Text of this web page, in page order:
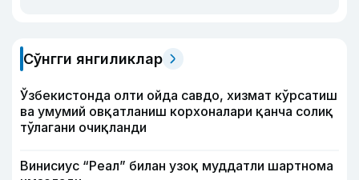
Сўнгги янгиликлар
Ўзбекистонда олти ойда савдо, хизмат кўрсатиш
ва умумий овқатланиш корхоналари қанча солиқ
тўлагани очиқланди
Винисиус “Реал” билан узоқ муддатли шартнома